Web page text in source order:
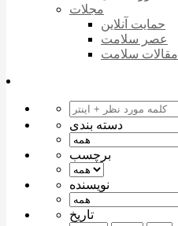
مجلات
حمایت آنلاین
عصر سلامت
مقالات سلامت
دسته بندی
برچسب
نویسنده
تاریخ